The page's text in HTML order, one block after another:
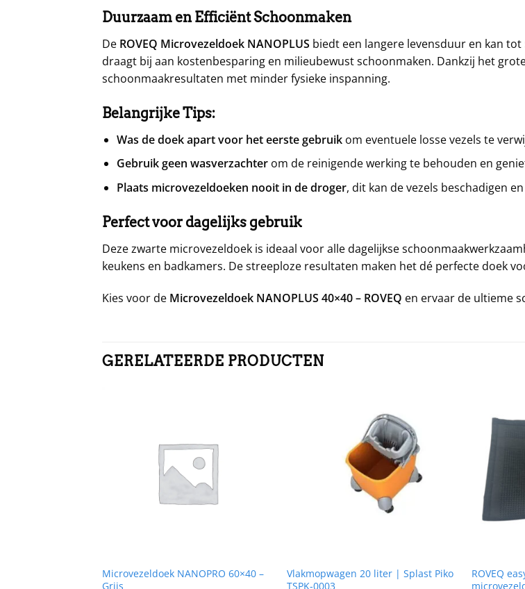
Duurzaam en Efficiënt Schoonmaken
De ROVEQ Microvezeldoek NANOPLUS biedt een langere levensduur en kan
draagt bij aan kostenbesparing en milieubewust schoonmaken. Dankzij het
schoonmaakresultaten met minder fysieke inspanning.
Belangrijke Tips:
Was de doek apart voor het eerste gebruikom eventuele losse vezels te
Gebruik geen wasverzachterom de reinigende werking te behouden en
Plaats microvezeldoeken nooit in de droger, dit kan de vezels beschadigen
Perfect voor dagelijks gebruik
Deze zwarte microvezeldoek is ideaal voor alle dagelijkse
keukens en badkamers. De streeploze resultaten maken het dé perfecte doek
Kies voor de Microvezeldoek NANOPLUS 40×40 – ROVEQ en ervaar de ultieme
GERELATEERDE PRODUCTEN
Microvezeldoek NANOPRO 60×40 –
Grijs
Vlakmopwagen 20 liter | Splast Piko
TSPK-0003
ROVEQ